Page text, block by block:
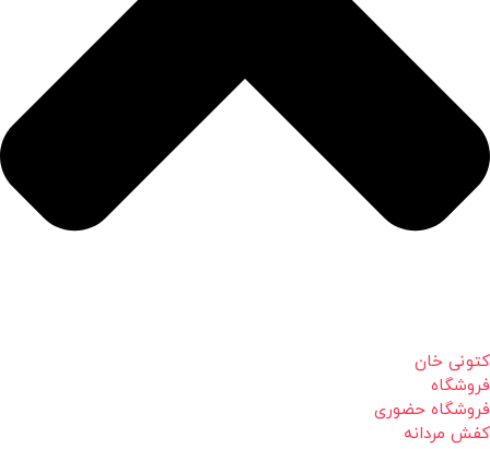
کتونی خان
فروشگاه
فروشگاه حضوری
کفش مردانه